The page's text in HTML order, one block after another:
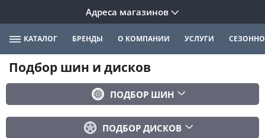
Адреса магазинов
КАТАЛОГ БРЕНДЫ О КОМПАНИИ УСЛУГИ
Подбор шин и дисков
ПОДБОР ШИН
ПОДБОР ДИСКОВ